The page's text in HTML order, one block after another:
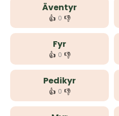
Äventyr
👍 0 👎
Fyr
👍 0 👎
Pedikyr
👍 0 👎